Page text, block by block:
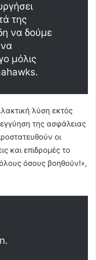
της
να δούμε
μόλις
λύση εκτός
της ασφάλειας
οι
και επιδρομές το
όσους βοηθούν!»,